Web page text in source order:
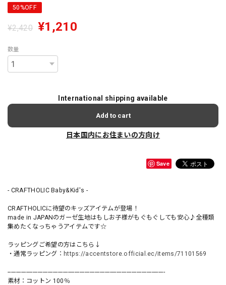
50%OFF
¥2,420 ¥1,210
数量
International shipping available
Add to cart
日本国内にお住まいの方向け
Save
- CRAFTHOLIC Baby&Kid's -
CRAFTHOLICに待望のキッズアイテムが登場！
made in JAPANのガーゼ生地はもしお子様がもぐもぐしても安心♪全種類
集めたくなっちゃうアイテムです☆
ラッピングご希望の方はこちら↓
・通常ラッピング： https://accentstore.official.ec/items/71101569
----------------------------------------------------------------------------------------------
素材：コットン 100％